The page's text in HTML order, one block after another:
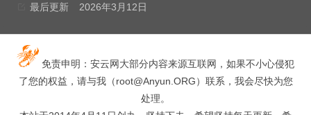
最后更新
2026年3月12日
免责申明：安云网大部分内容来源互联网，如果不小心侵犯
了您的权益，请与我（root@Anyun.ORG）联系，我会尽快为您
处理。